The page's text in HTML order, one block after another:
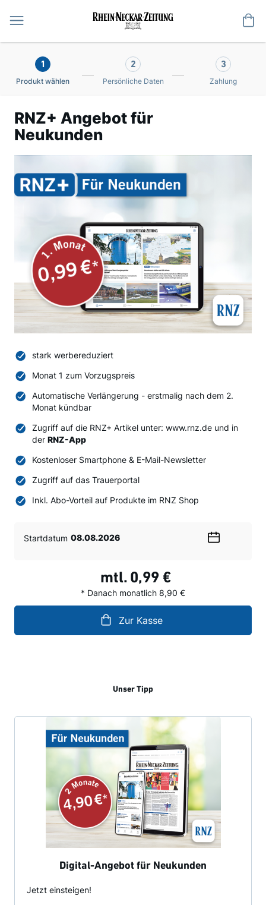
1
Produkt wählen
2
Persönliche Daten
3
Zahlung
RNZ+ Angebot für
Neukunden
stark werbereduziert
Monat 1 zum Vorzugspreis
Automatische Verlängerung - erstmalig nach dem 2.
Monat kündbar
Zugriff auf die RNZ+ Artikel unter: www.rnz.de und in
der RNZ-App
Kostenloser Smartphone & E-Mail-Newsletter
Zugriff auf das Trauerportal
Inkl. Abo-Vorteil auf Produkte im RNZ Shop
Startdatum
mtl. 0,99 €
* Danach monatlich 8,90 €
Zur Kasse
Unser Tipp
Digital-Angebot für Neukunden
Jetzt einsteigen!